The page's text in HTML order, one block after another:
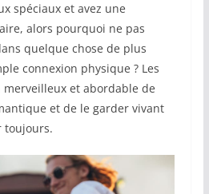
spéciaux et avez une
alors pourquoi ne pas
quelque chose de plus
connexion physique ? Les
et abordable de
et de le garder vivant
toujours.